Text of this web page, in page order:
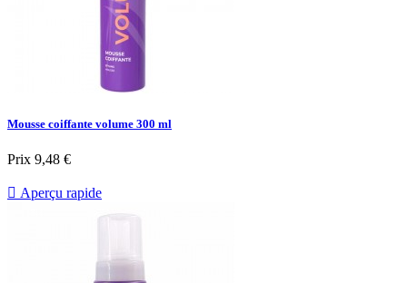
Mousse coiffante volume 300 ml
Prix 9,48 €
 Aperçu rapide